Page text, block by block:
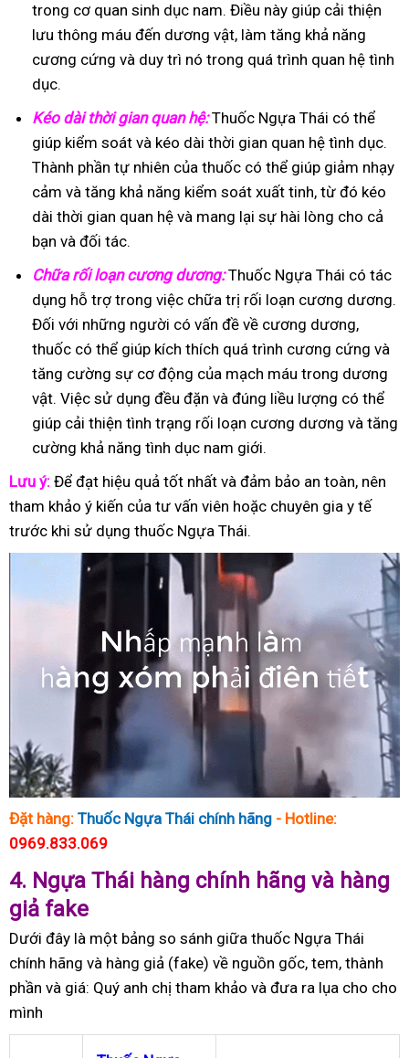
trong cơ quan sinh dục nam. Điều này giúp cải thiện
lưu thông máu đến dương vật, làm tăng khả năng
cương cứng và duy trì nó trong quá trình quan hệ tình
dục.
Kéo dài thời gian quan hệ:Thuốc Ngựa Thái có thể
giúp kiểm soát và kéo dài thời gian quan hệ tình dục.
Thành phần tự nhiên của thuốc có thể giúp giảm nhạy
cảm và tăng khả năng kiểm soát xuất tinh, từ đó kéo
dài thời gian quan hệ và mang lại sự hài lòng cho cả
bạn và đối tác.
Chữa rối loạn cương dương:Thuốc Ngựa Thái có tác
dụng hỗ trợ trong việc chữa trị rối loạn cương dương.
Đối với những người có vấn đề về cương dương,
thuốc có thể giúp kích thích quá trình cương cứng và
tăng cường sự cơ động của mạch máu trong dương
vật. Việc sử dụng đều đặn và đúng liều lượng có thể
giúp cải thiện tình trạng rối loạn cương dương và tăng
cường khả năng tình dục nam giới.
Lưu ý: Để đạt hiệu quả tốt nhất và đảm bảo an toàn, nên
tham khảo ý kiến của tư vấn viên hoặc chuyên gia y tế
trước khi sử dụng thuốc Ngựa Thái.
Đặt hàng: Thuốc Ngựa Thái chính hãng - Hotline:
0969.833.069
4. Ngựa Thái hàng chính hãng và hàng
giả fake
Dưới đây là một bảng so sánh giữa thuốc Ngựa Thái
chính hãng và hàng giả (fake) về nguồn gốc, tem, thành
phần và giá: Quý anh chị tham khảo và đưa ra lụa cho cho
mình